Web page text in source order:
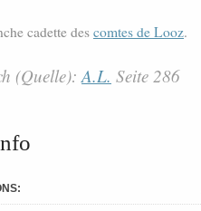
cadette descomtes de Looz.
(Quelle):A.L. Seite 286